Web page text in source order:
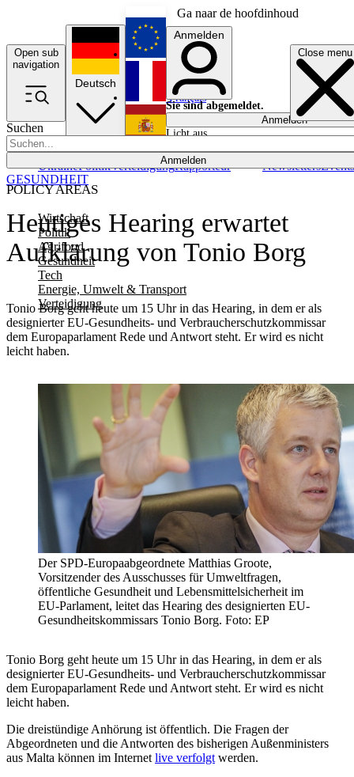
Ga naar de hoofdinhoud
Open sub
navigation
Close menu
Suchen
Anmelden
POLICY AREAS
Wirtschaft
Politik
Agrifood
Gesundheit
Tech
Energie, Umwelt & Transport
Verteidigung
UkrainePolitikVerteidigungRapporteur NewslettersEvents
Deutsch
English
Français
Anmelden
Sie sind abgemeldet.
Anmelden
Licht aus
Heutiges Hearing erwartet
Aufklärung von Tonio Borg
Tonio Borg geht heute um 15 Uhr in das Hearing, in dem er als
designierter EU-Gesundheits- und Verbraucherschutzkommissar
dem Europaparlament Rede und Antwort steht. Er wird es nicht
leicht haben.
GESUNDHEIT
Der SPD-Europaabgeordnete Matthias Groote,
Vorsitzender des Ausschusses für Umweltfragen,
öffentliche Gesundheit und Lebensmittelsicherheit im
EU-Parlament, leitet das Hearing des designierten EU-
Gesundheitskommissars Tonio Borg. Foto: EP
Tonio Borg geht heute um 15 Uhr in das Hearing, in dem er als
designierter EU-Gesundheits- und Verbraucherschutzkommissar
dem Europaparlament Rede und Antwort steht. Er wird es nicht
leicht haben.
Die dreistündige Anhörung ist öffentlich. Die Fragen der
Abgeordneten und die Antworten des bisherigen Außenministers
aus Malta können im Internet live verfolgt werden.